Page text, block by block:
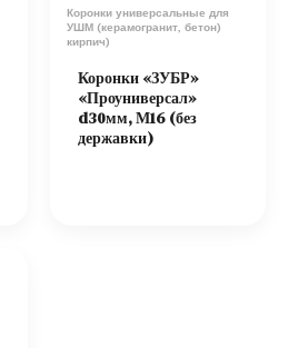
Коронки универсальные для
УШМ (керамогранит, бетон)
кирпич)
Коронки «ЗУБР»
«Проуниверсал»
d30мм, М16 (без
державки)